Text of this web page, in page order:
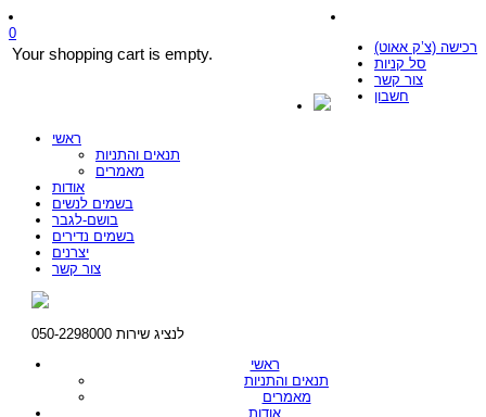
רכישה (צ’ק אאוט)
סל קניות
צור קשר
חשבון
0
Your shopping cart is empty.
ראשי
תנאים והתניות
מאמרים
אודות
בשמים לנשים
בושם-לגבר
בשמים נדירים
יצרנים
צור קשר
לנציג שירות 050-2298000
ראשי
תנאים והתניות
מאמרים
אודות